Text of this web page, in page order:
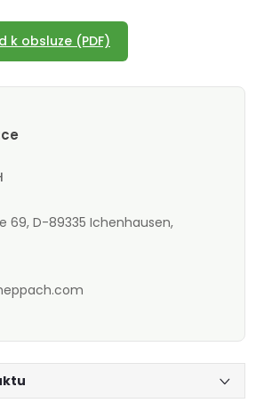
k obsluze (PDF)
69, D-89335 Ichenhausen,